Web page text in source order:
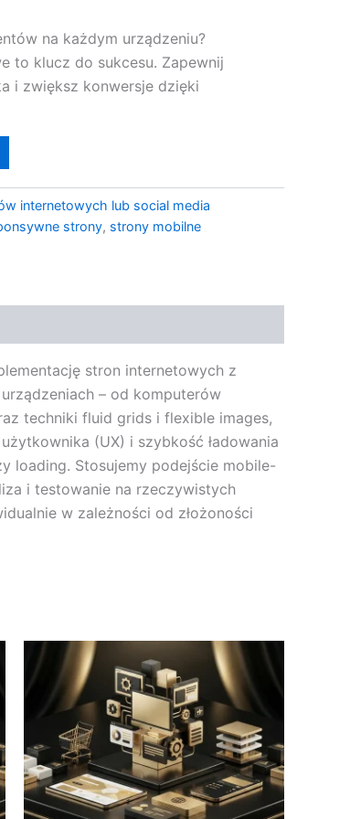
na każdym urządzeniu?
to klucz do sukcesu. Zapewnij
i zwiększ konwersje dzięki
internetowych lub social media
strony, strony mobilne
stron internetowych z
– od komputerów
techniki fluid grids i flexible images,
(UX) i szybkość ładowania
loading. Stosujemy podejście mobile-
i testowanie na rzeczywistych
w zależności od złożoności